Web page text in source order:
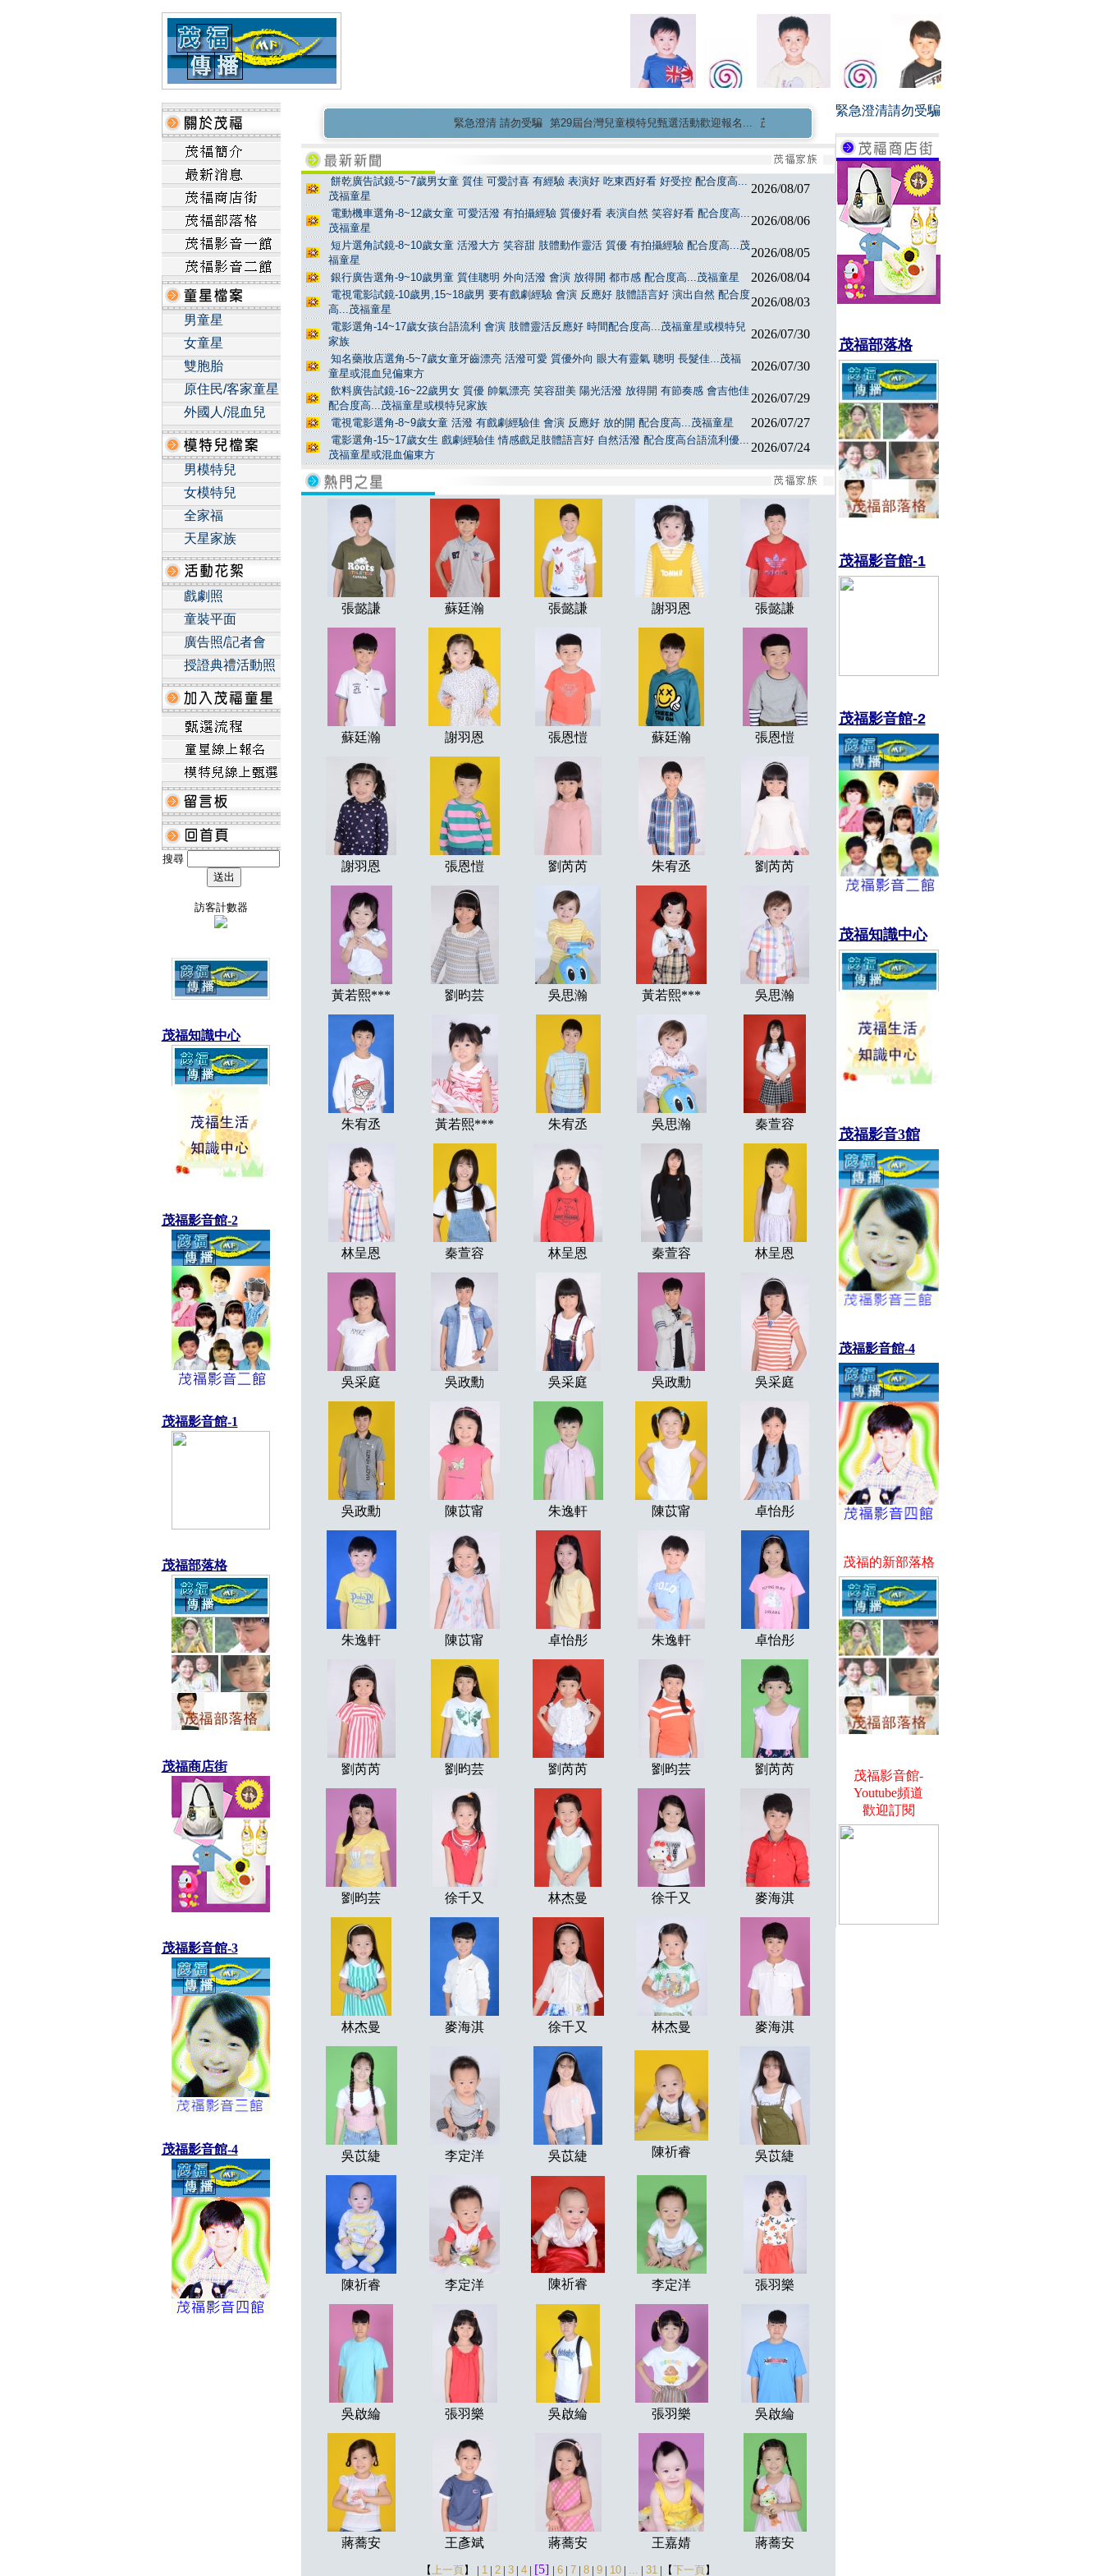
男童星
女童星
雙胞胎
原住民/客家童星
外國人/混血兒
男模特兒
女模特兒
全家福
天星家族
戲劇照
童裝平面
廣告照/記者會
授證典禮活動照
搜尋
訪客計數器
茂福知識中心
茂福影音館-2
茂福影音館-1
茂福部落格
茂福商店街
茂福影音館-3
茂福影音館-4
緊急澄清 請勿受騙 第29屆台灣兒童模特兒甄選活動歡迎報名... 茂福童星家族長期徵求0-3個月新生兒小童星 小演員
餅乾廣告試鏡-5~7歲男女童 質佳 可愛討喜 有經驗 表演好 吃東西好看 好受控 配合度高...
茂福童星
2026/08/07
電動機車選角-8~12歲女童 可愛活潑 有拍攝經驗 質優好看 表演自然 笑容好看 配合度高...
茂福童星
2026/08/06
短片選角試鏡-8~10歲女童 活潑大方 笑容甜 肢體動作靈活 質優 有拍攝經驗 配合度高...茂
福童星
2026/08/05
銀行廣告選角-9~10歲男童 質佳聰明 外向活潑 會演 放得開 都市感 配合度高...茂福童星 2026/08/04
電視電影試鏡-10歲男,15~18歲男 要有戲劇經驗 會演 反應好 肢體語言好 演出自然 配合度
高...茂福童星
2026/08/03
電影選角-14~17歲女孩台語流利 會演 肢體靈活反應好 時間配合度高...茂福童星或模特兒
家族
2026/07/30
知名藥妝店選角-5~7歲女童牙齒漂亮 活潑可愛 質優外向 眼大有靈氣 聰明 長髮佳...茂福
童星或混血兒偏東方
2026/07/30
飲料廣告試鏡-16~22歲男女 質優 帥氣漂亮 笑容甜美 陽光活潑 放得開 有節奏感 會吉他佳
配合度高...茂福童星或模特兒家族
2026/07/29
電視電影選角-8~9歲女童 活潑 有戲劇經驗佳 會演 反應好 放的開 配合度高...茂福童星 2026/07/27
電影選角-15~17歲女生 戲劇經驗佳 情感戲足肢體語言好 自然活潑 配合度高台語流利優...
茂福童星或混血偏東方
2026/07/24
張懿謙 蘇廷瀚 張懿謙 謝羽恩 張懿謙
蘇廷瀚 謝羽恩 張恩愷 蘇廷瀚 張恩愷
謝羽恩 張恩愷 劉芮芮 朱宥丞 劉芮芮
黃若熙*** 劉昀芸 吳思瀚 黃若熙*** 吳思瀚
朱宥丞 黃若熙*** 朱宥丞 吳思瀚 秦萱容
林呈恩 秦萱容 林呈恩 秦萱容 林呈恩
吳采庭 吳政勳 吳采庭 吳政勳 吳采庭
吳政勳 陳苡甯 朱逸軒 陳苡甯 卓怡彤
朱逸軒 陳苡甯 卓怡彤 朱逸軒 卓怡彤
劉芮芮 劉昀芸 劉芮芮 劉昀芸 劉芮芮
劉昀芸 徐千又 林杰曼 徐千又 麥海淇
林杰曼 麥海淇 徐千又 林杰曼 麥海淇
吳苡緁 李定洋 吳苡緁 陳祈睿 吳苡緁
陳祈睿 李定洋 陳祈睿 李定洋 張羽樂
吳啟綸 張羽樂 吳啟綸 張羽樂 吳啟綸
蔣蕎安 王彥斌 蔣蕎安 王嘉婧 蔣蕎安
【上一頁】 | 1| 2| 3| 4| [5] | 6| 7| 8| 9| 10| ... | 31|【下一頁】
緊急澄清請勿受騙
茂福部落格
茂福影音館-1
茂福影音館-2
茂福知識中心
茂福影音3館
茂福影音館-4
茂福的新部落格
茂福影音館-
Youtube頻道
歡迎訂閱